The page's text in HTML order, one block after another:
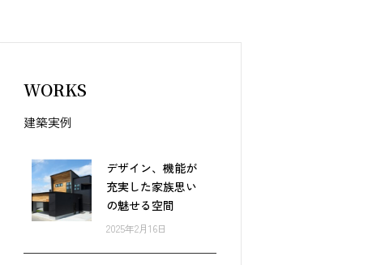
WORKS
建築実例
デザイン、機能が
充実した家族思い
の魅せる空間
2025年2月16日